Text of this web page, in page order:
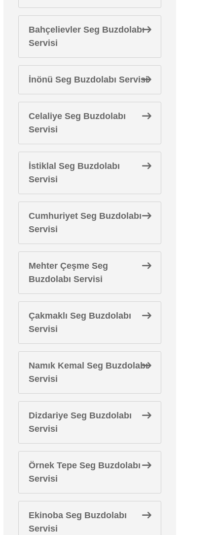
Bahçelievler Seg Buzdolabı
Servisi
İnönü Seg Buzdolabı Servisi
Celaliye Seg Buzdolabı
Servisi
İstiklal Seg Buzdolabı
Servisi
Cumhuriyet Seg Buzdolabı
Servisi
Mehter Çeşme Seg
Buzdolabı Servisi
Çakmaklı Seg Buzdolabı
Servisi
Namık Kemal Seg Buzdolabı
Servisi
Dizdariye Seg Buzdolabı
Servisi
Örnek Tepe Seg Buzdolabı
Servisi
Ekinoba Seg Buzdolabı
Servisi